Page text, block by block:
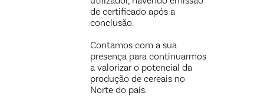
de certificado após a
conclusão.
Contamos com a sua
presença para continuarmos
a valorizar o potencial da
produção de cereais no
Norte do país.